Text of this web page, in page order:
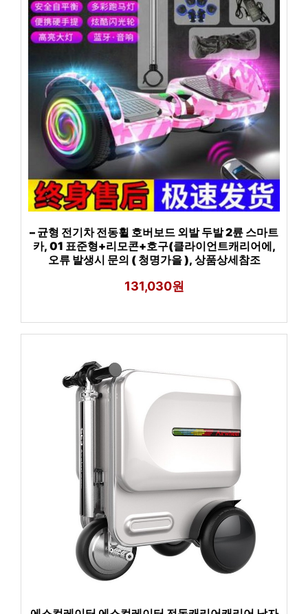
– 균형 전기차 전동휠 호버보드 외발 두발 2륜 스마트
카, 01 표준형+리모콘+호구(클라이언트캐리어에,
오류 발생시 문의 ( 청명가을 ), 상품상세참조
131,030원